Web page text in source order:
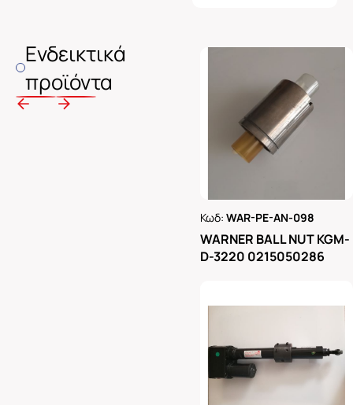
Ενδεικτικά
προϊόντα
Κωδ:WAR-PE-AN-098
WARNER BALL NUT KGM-
D-3220 0215050286